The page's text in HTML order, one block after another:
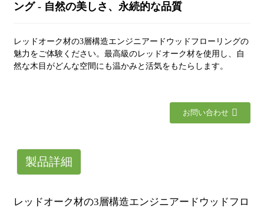
ング - 自然の美しさ、永続的な品質
レッドオーク材の3層構造エンジニアードウッドフローリングの
魅力をご体験ください。最高級のレッドオーク材を使用し、自
然な木目がどんな空間にも温かみと活気をもたらします。
お問い合わせ
製品詳細
レッドオーク材の3層構造エンジニアードウッドフロ